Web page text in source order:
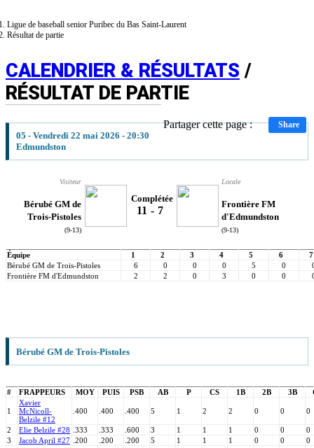
Ligue de baseball senior Puribec du Bas Saint-Laurent
Résultat de partie
CALENDRIER & RÉSULTATS /
RÉSULTAT DE PARTIE
Partager cette page : Share
05 - Vendredi 22 mai 2026 - 20:30
Edmundston
Visiteur
Bérubé GM de
Trois-Pistoles
(9-13)
Complétée
11 - 7
Locale
Frontière FM
d'Edmundston
(9-13)
Équipe 1 2 3 4 5 6
7
Bérubé GM de Trois-Pistoles
6 0 0 0 5 0
Frontière FM d'Edmundston
2 2 0 3 0 0
Bérubé GM de Trois-Pistoles
# FRAPPEURS MOY PUIS PSB AB P CS 1B 2B 3B
1
Xavier
McNicoll-
Belzile #12
.400 .400 .400 5 1 2 2 0 0 0
2 Elie Belzile #28 .333 .333 .600 3 1 1 1 0 0
0
3
Jacob April #27 .200 .200 .200 5 1 1 1 0 0
0